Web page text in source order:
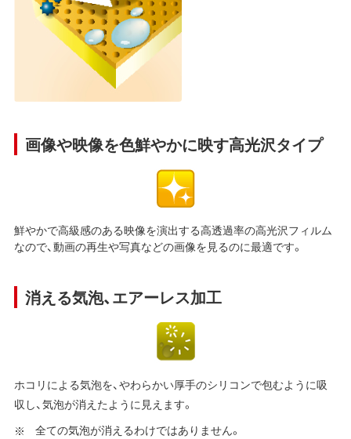
画像や映像を色鮮やかに映す高光沢タイプ
鮮やかで高級感のある映像を演出する高透過率の高光沢フィルム
なので、動画の再生や写真などの画像を見るのに最適です。
消える気泡、エアーレス加工
ホコリによる気泡を、やわらかい厚手のシリコンで包むように吸
収し、気泡が消えたように見えます。
全ての気泡が消えるわけではありません。